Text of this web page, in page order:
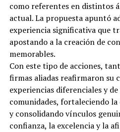
como referentes en distintos
actual. La propuesta apuntó
experiencia significativa que
apostando a la creación de
memorables.
Con este tipo de acciones,
firmas aliadas reafirmaron su
experiencias diferenciales y
comunidades, fortaleciendo
y consolidando vínculos
confianza, la excelencia y la